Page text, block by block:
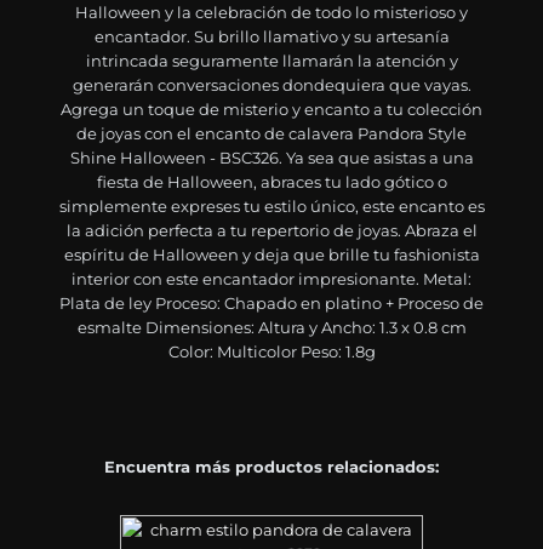
Halloween y la celebración de todo lo misterioso y
encantador. Su brillo llamativo y su artesanía
intrincada seguramente llamarán la atención y
generarán conversaciones dondequiera que vayas.
Agrega un toque de misterio y encanto a tu colección
de joyas con el encanto de calavera Pandora Style
Shine Halloween - BSC326. Ya sea que asistas a una
fiesta de Halloween, abraces tu lado gótico o
simplemente expreses tu estilo único, este encanto es
la adición perfecta a tu repertorio de joyas. Abraza el
espíritu de Halloween y deja que brille tu fashionista
interior con este encantador impresionante. Metal:
Plata de ley Proceso: Chapado en platino + Proceso de
esmalte Dimensiones: Altura y Ancho: 1.3 x 0.8 cm
Color: Multicolor Peso: 1.8g
Encuentra más productos relacionados: